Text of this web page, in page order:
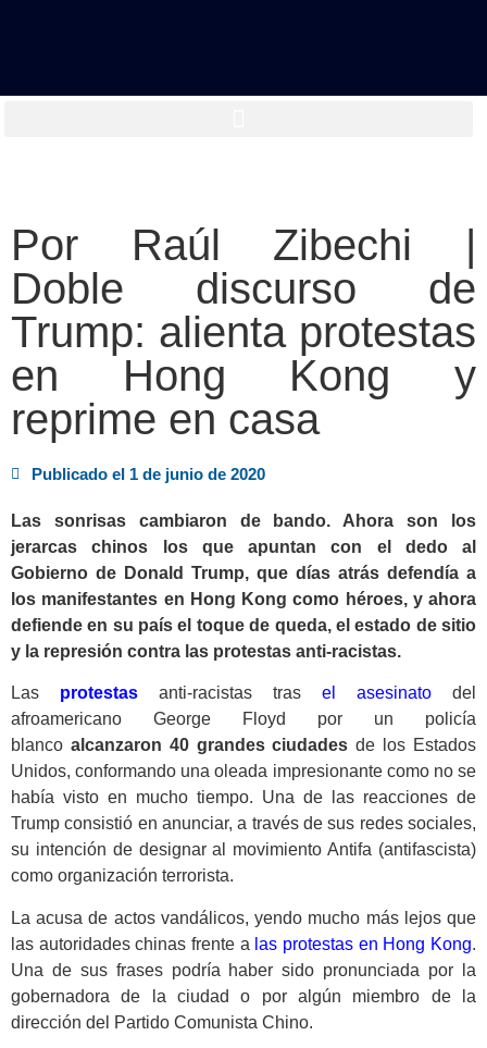
Por Raúl Zibechi |
Doble discurso de
Trump: alienta protestas
en Hong Kong y
reprime en casa
Publicado el 1 de junio de 2020
Las sonrisas cambiaron de bando. Ahora son los
jerarcas chinos los que apuntan con el dedo al
Gobierno de Donald Trump, que días atrás defendía a
los manifestantes en Hong Kong como héroes, y ahora
defiende en su país el toque de queda, el estado de sitio
y la represión contra las protestas anti-racistas.
Las protestas anti-racistas tras el asesinato del
afroamericano George Floyd por un policía
blanco alcanzaron 40 grandes ciudadesde los Estados
Unidos, conformando una oleada impresionante como no se
había visto en mucho tiempo. Una de las reacciones de
Trump consistió en anunciar, a través de sus redes sociales,
su intención de designar al movimiento Antifa (antifascista)
como organización terrorista.
La acusa de actos vandálicos, yendo mucho más lejos que
las autoridades chinas frente a las protestas en Hong Kong.
Una de sus frases podría haber sido pronunciada por la
gobernadora de la ciudad o por algún miembro de la
dirección del Partido Comunista Chino.